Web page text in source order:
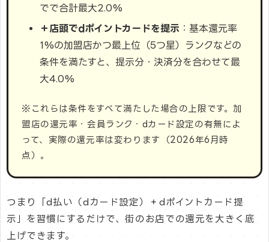
でで合計最大2.0%
＋店頭でdポイントカードを提示 ：基本還元率
1%の加盟店かつ最上位（5つ星）ランクなどの
条件を満たすと、提示分・決済分を合わせて最
大4.0%
※これらは条件をすべて満たした場合の上限です。加
盟店の還元率・会員ランク・dカード設定の有無によ
って、実際の還元率は変わります（2026年6月時
点）。
つまり「d払い（dカード設定）＋dポイントカード提
示」を習慣にするだけで、街のお店での還元を大きく底
上げできます。